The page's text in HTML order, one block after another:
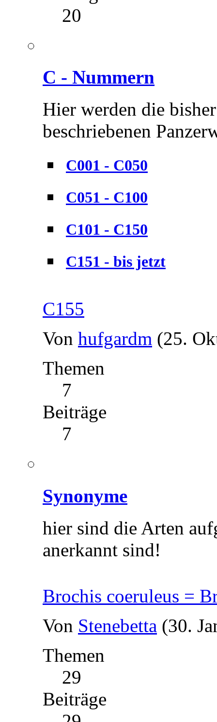
20
C - Nummern
Hier werden die
beschriebenen
C001 - C050
C051 - C100
C101 - C150
C151 - bis jetzt
C155
Von hufgardm (25.
Themen
7
Beiträge
7
Synonyme
hier sind die Arten
anerkannt sind!
Brochis coeruleus =
Von Stenebetta (30.
Themen
29
Beiträge